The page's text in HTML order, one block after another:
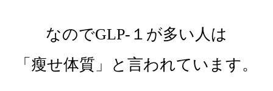
なのでGLP-１が多い人は
「瘦せ体質」と言われています。